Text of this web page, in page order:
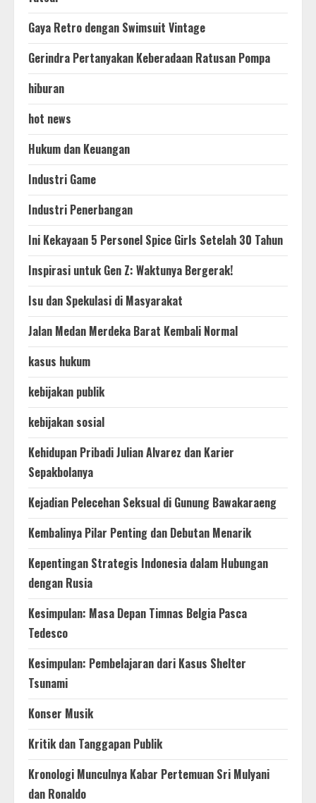
Gaya Retro dengan Swimsuit Vintage
Gerindra Pertanyakan Keberadaan Ratusan Pompa
hiburan
hot news
Hukum dan Keuangan
Industri Game
Industri Penerbangan
Ini Kekayaan 5 Personel Spice Girls Setelah 30 Tahun
Inspirasi untuk Gen Z: Waktunya Bergerak!
Isu dan Spekulasi di Masyarakat
Jalan Medan Merdeka Barat Kembali Normal
kasus hukum
kebijakan publik
kebijakan sosial
Kehidupan Pribadi Julian Alvarez dan Karier
Sepakbolanya
Kejadian Pelecehan Seksual di Gunung Bawakaraeng
Kembalinya Pilar Penting dan Debutan Menarik
Kepentingan Strategis Indonesia dalam Hubungan
dengan Rusia
Kesimpulan: Masa Depan Timnas Belgia Pasca
Tedesco
Kesimpulan: Pembelajaran dari Kasus Shelter
Tsunami
Konser Musik
Kritik dan Tanggapan Publik
Kronologi Munculnya Kabar Pertemuan Sri Mulyani
dan Ronaldo